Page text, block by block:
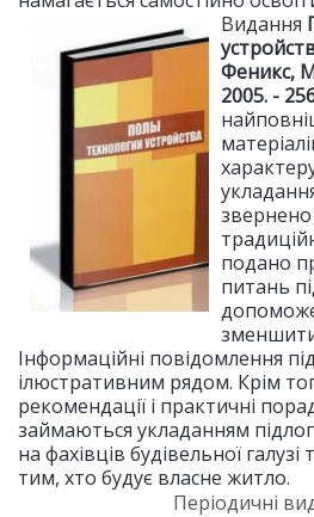
Видання
Феникс,
2005. -
звернено
подано
питань
Інформаційні повідомлення
ілюстративним рядом. Крім
рекомендації і практичні
займаються укладанням
на фахівців будівельної
тим, хто будує власне житло.
Періодичні